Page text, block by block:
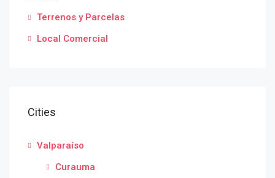
Terrenos y Parcelas
Local Comercial
Cities
Valparaíso
Curauma